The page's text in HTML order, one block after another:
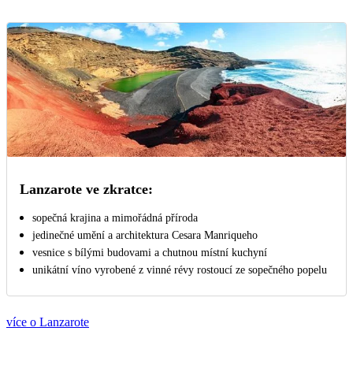
Lanzarote ve zkratce:
sopečná krajina a mimořádná příroda
jedinečné umění a architektura Cesara Manriqueho
vesnice s bílými budovami a chutnou místní kuchyní
unikátní víno vyrobené z vinné révy rostoucí ze sopečného popelu
více o Lanzarote